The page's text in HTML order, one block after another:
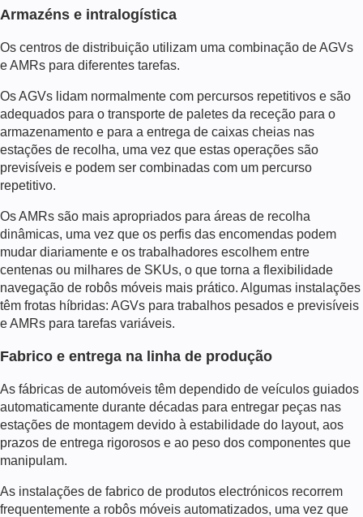
Armazéns e intralogística
Os centros de distribuição utilizam uma combinação de AGVs
e AMRs para diferentes tarefas.
Os AGVs lidam normalmente com percursos repetitivos e são
adequados para o transporte de paletes da receção para o
armazenamento e para a entrega de caixas cheias nas
estações de recolha, uma vez que estas operações são
previsíveis e podem ser combinadas com um percurso
repetitivo.
Os AMRs são mais apropriados para áreas de recolha
dinâmicas, uma vez que os perfis das encomendas podem
mudar diariamente e os trabalhadores escolhem entre
centenas ou milhares de SKUs, o que torna a flexibilidade
navegação de robôs móveis mais prático. Algumas instalações
têm frotas híbridas: AGVs para trabalhos pesados e previsíveis
e AMRs para tarefas variáveis.
Fabrico e entrega na linha de produção
As fábricas de automóveis têm dependido de veículos guiados
automaticamente durante décadas para entregar peças nas
estações de montagem devido à estabilidade do layout, aos
prazos de entrega rigorosos e ao peso dos componentes que
manipulam.
As instalações de fabrico de produtos electrónicos recorrem
frequentemente a robôs móveis automatizados, uma vez que